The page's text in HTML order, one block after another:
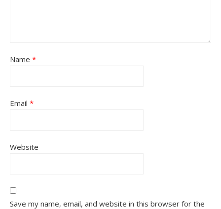
Name *
Email *
Website
Save my name, email, and website in this browser for the